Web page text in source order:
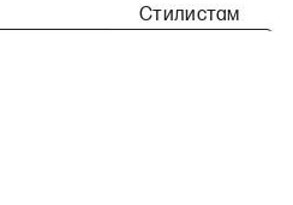
Стилистам